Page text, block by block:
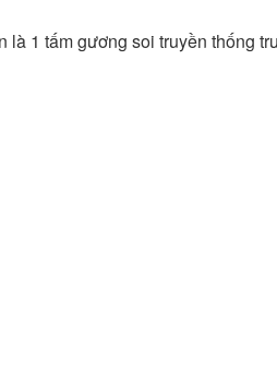
1 tấm gương soi truyền thống